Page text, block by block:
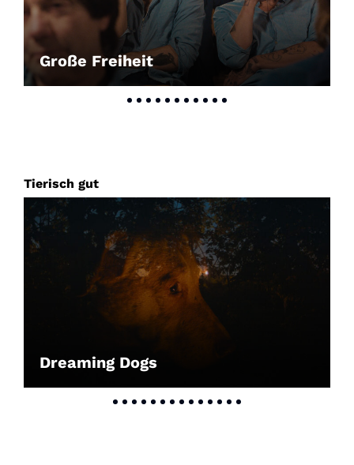
Große Freiheit
Tierisch gut
Dreaming Dogs